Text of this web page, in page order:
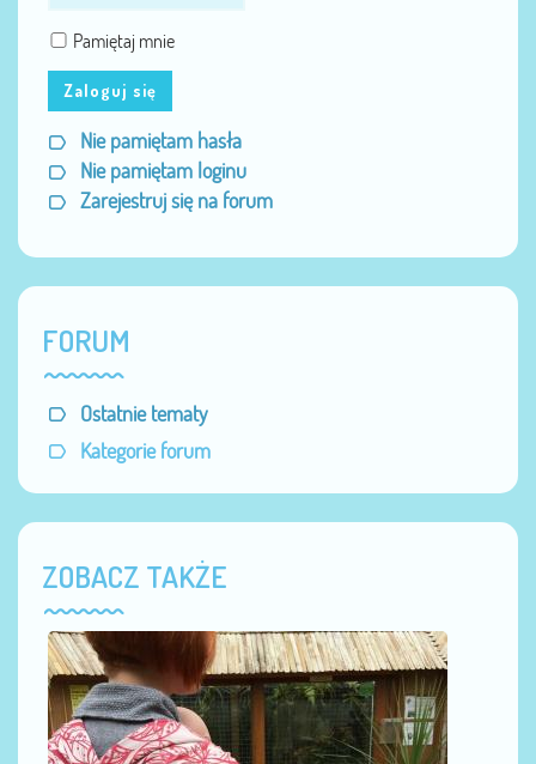
Pamiętaj mnie
Zaloguj się
Nie pamiętam hasła
Nie pamiętam loginu
Zarejestruj się na forum
FORUM
Ostatnie tematy
Kategorie forum
ZOBACZ TAKŻE